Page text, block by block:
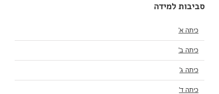
סביבות למידה
כיתה א'
כיתה ב'
כיתה ג'
כיתה ד'